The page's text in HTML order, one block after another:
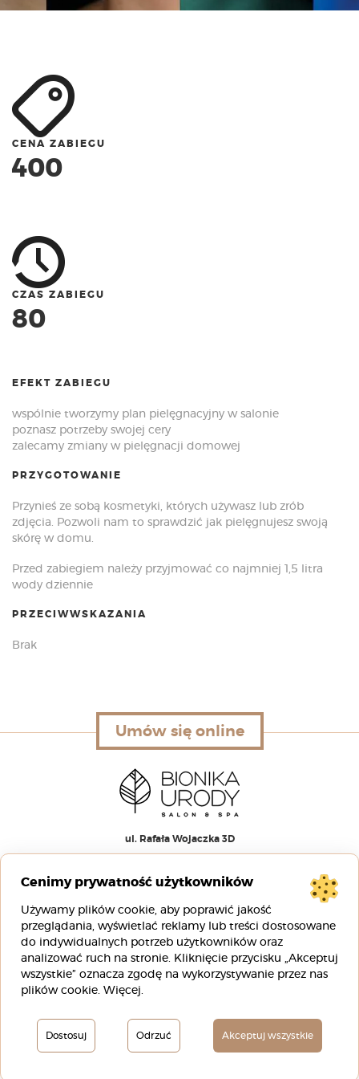
CENA ZABIEGU
400
CZAS ZABIEGU
80
EFEKT ZABIEGU
wspólnie tworzymy plan pielęgnacyjny w salonie
poznasz potrzeby swojej cery
zalecamy zmiany w pielęgnacji domowej
PRZYGOTOWANIE
Przynieś ze sobą kosmetyki, których używasz lub zrób
zdjęcia. Pozwoli nam to sprawdzić jak pielęgnujesz swoją
skórę w domu.
Przed zabiegiem należy przyjmować co najmniej 1,5 litra
wody dziennie
PRZECIWWSKAZANIA
Brak
Umów się online
Umów się online
ul. Rafała Wojaczka 3D
sb 800– 1600
+48 88 00 88 333
info@bionikaurody.pl
Polityka Prywatności
Cenimy prywatność użytkowników
Używamy plików cookie, aby poprawić jakość
przeglądania, wyświetlać reklamy lub treści dostosowane
do indywidualnych potrzeb użytkowników oraz
analizować ruch na stronie. Kliknięcie przycisku „Akceptuj
wszystkie” oznacza zgodę na wykorzystywanie przez nas
plików cookie. Więcej.
Dostosuj Odrzuć Akceptuj wszystkie